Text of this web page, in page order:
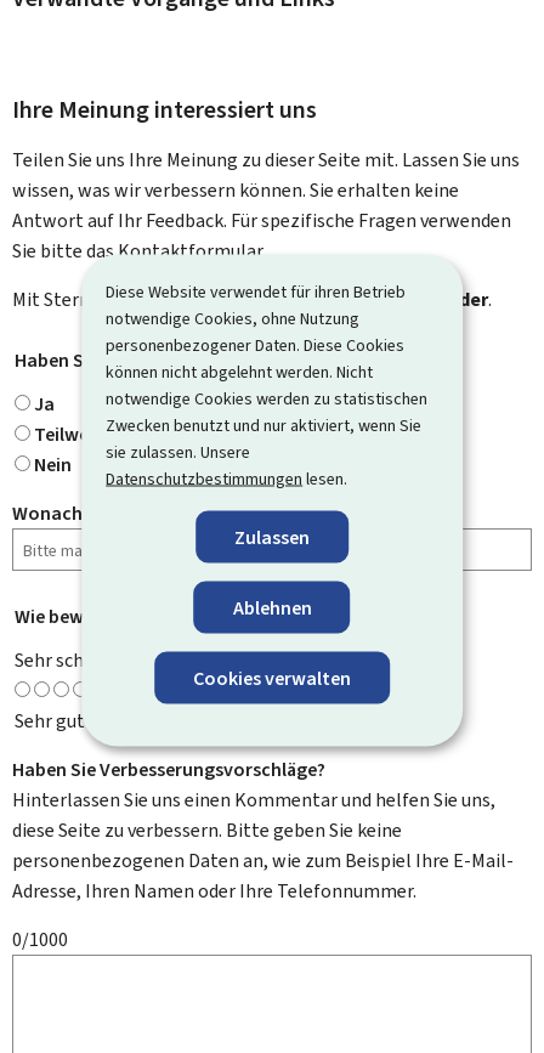
Diese Website verwendet für ihren Betrieb
notwendige Cookies, ohne Nutzung
personenbezogener Daten. Diese Cookies
können nicht abgelehnt werden. Nicht
notwendige Cookies werden zu statistischen
Zwecken benutzt und nur aktiviert, wenn Sie
sie zulassen. Unsere
Datenschutzbestimmungen lesen.
Zulassen
Ablehnen
Cookies verwalten
Ihre Meinung interessiert uns
Teilen Sie uns Ihre Meinung zu dieser Seite mit. Lassen Sie uns
wissen, was wir verbessern können. Sie erhalten keine
Antwort auf Ihr Feedback. Für spezifische Fragen verwenden
Sie bitte das Kontaktformular.
Mit Stern gekennzeichnete Felder ( * ) sindPflichtfelder.
Haben Sie gefunden, wonach Sie gesucht haben?
Ja
Teilweise
Nein
Wonach haben Sie gesucht?
Wie bewerten Sie diese Seite? *
Sehr schlecht
Sehr gut
Haben Sie Verbesserungsvorschläge?
Hinterlassen Sie uns einen Kommentar und helfen Sie uns,
diese Seite zu verbessern. Bitte geben Sie keine
personenbezogenen Daten an, wie zum Beispiel Ihre E-Mail-
Adresse, Ihren Namen oder Ihre Telefonnummer.
0/1000